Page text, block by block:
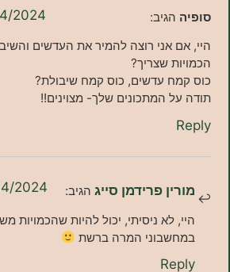
הגיב: 16/04/2024 בשעה 15:50
אני רוצה להמיר את העדשים והשיבולת
שצריך?
עדשים, כוס קמח שיבולת?
המתכונים שלך- מצוינים!!
פרידמן סייג הגיב: 18/04/2024 בשעה 20:26
לא ניסיתי, יכול להיות שהכמויות משתנות.
המרה ברשת